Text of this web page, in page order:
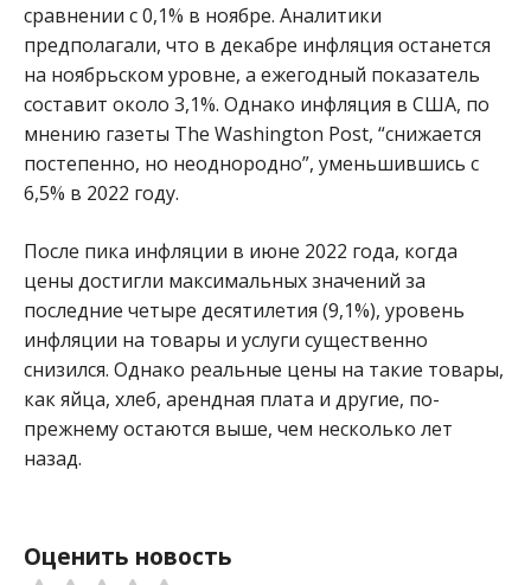
сравнении с 0,1% в ноябре. Аналитики
предполагали, что в декабре инфляция останется
на ноябрьском уровне, а ежегодный показатель
составит около 3,1%. Однако инфляция в США, по
мнению газеты The Washington Post, “снижается
постепенно, но неоднородно”, уменьшившись с
6,5% в 2022 году.
После пика инфляции в июне 2022 года, когда
цены достигли максимальных значений за
последние четыре десятилетия (9,1%), уровень
инфляции на товары и услуги существенно
снизился. Однако реальные цены на такие товары,
как яйца, хлеб, арендная плата и другие, по-
прежнему остаются выше, чем несколько лет
назад.
Оценить новость